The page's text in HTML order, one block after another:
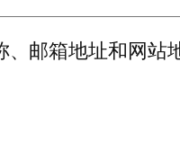
邮箱地址和网站